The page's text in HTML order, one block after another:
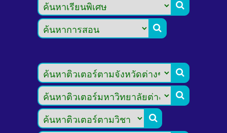




